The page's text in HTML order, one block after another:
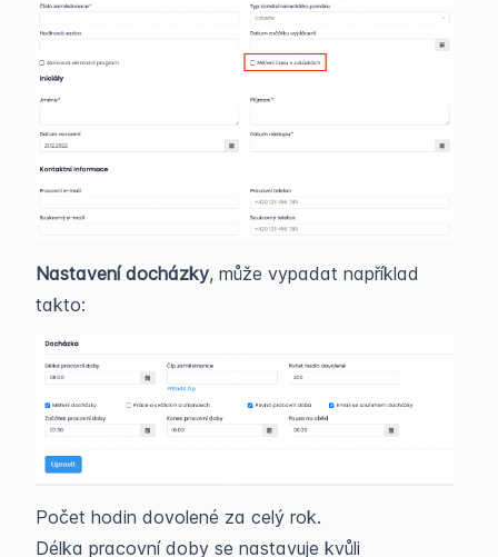
Nastavení docházky, může vypadat například
takto:
Počet hodin dovolené za celý rok.
Délka pracovní doby se nastavuje kvůli